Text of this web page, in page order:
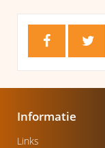
Informatie
Links